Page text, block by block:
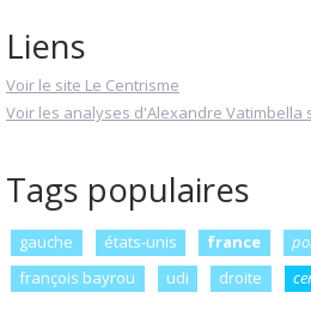
Liens
Voir le site Le Centrisme
Voir les analyses d'Alexandre Vatimbella
Tags populaires
gauche états-unis france
françois bayrou
udi droite